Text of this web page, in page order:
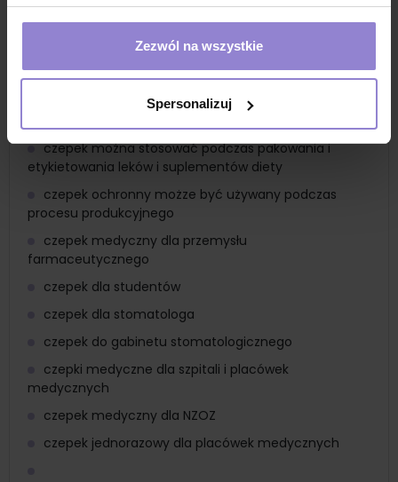
Zezwól na wszystkie
Spersonalizuj
czepek medyczny do czynności pielęgnacyjnych dla
czepek może być używany przez personel podczas
podawania leków i posiłków pacjentom
czepek jednorazowy do czynności pielęgnacyjnych i
czepek można stosować podczas pakowania i
etykietowania leków i suplementów diety
czepek ochronny możze być używany podczas
procesu produkcyjnego
czepek medyczny dla przemysłu
farmaceutycznego
czepek dla studentów
czepek dla stomatologa
czepek do gabinetu stomatologicznego
czepki medyczne dla szpitali i placówek
medycznych
czepek medyczny dla NZOZ
czepek jednorazowy dla placówek medycznych